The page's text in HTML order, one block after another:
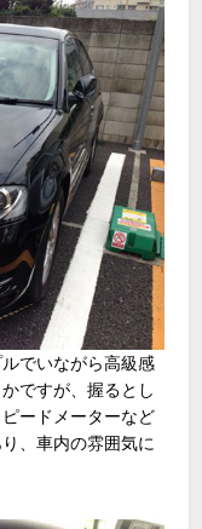
でいながら高級感
ですが、握るとし
ードメーターなど
、車内の雰囲気に